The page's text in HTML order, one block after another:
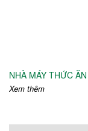
NHÀ MÁY THỨC
Xem thêm